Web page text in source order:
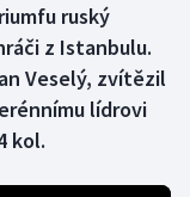
ruský
z Istanbulu.
Veselý, zvítězil
lídrovi
kol.